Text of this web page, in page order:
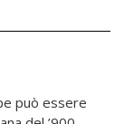
può essere